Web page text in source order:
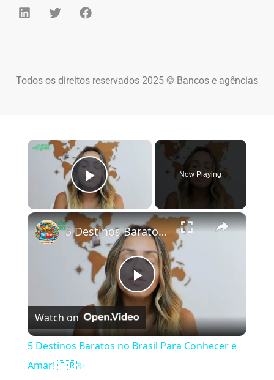
Todos os direitos reservados 2025 © Bancos e agências
×
Play Video
Now Playing
×
Play Video
5 Destinos Baratos no Brasil Para Conhecer e Amar! 🇧🇷✨
Watch on
5 Destinos Baratos no Brasil Para Conhecer e
Amar! 🇧🇷✨